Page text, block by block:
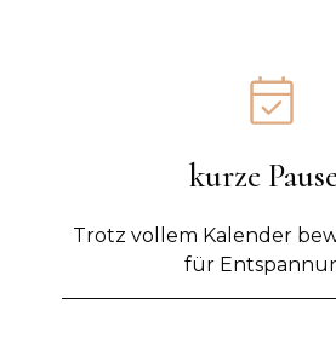
kurze
Trotz vollem Kalender
für